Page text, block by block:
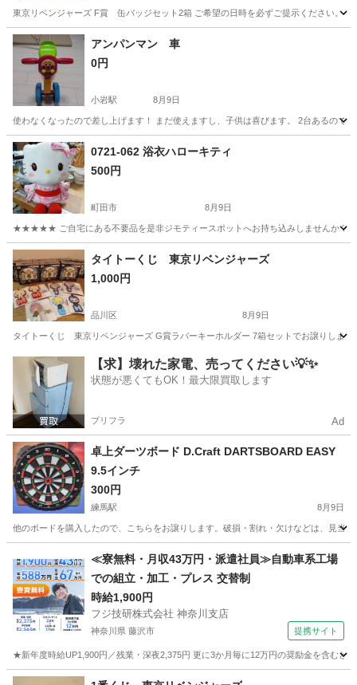
東京リベンジャーズ F賞 缶バッジセット2箱 ご希望の日時を必ずご提示ください。
東京 品川区 その他 リベンジャーズ
アンパンマン 車
0円
小岩駅 8月9日
使わなくなったので差し上げます！ まだ使えますし、子供は喜びます。 2台あるので
東京 江戸川区 三輪車
0721-062 浴衣ハローキティ
500円
町田市 8月9日
★★★★★ ご自宅にある不要品を是非ジモティースポットへお持ち込みしませんか？
東京 町田市 おもちゃ 浴衣
タイトーくじ 東京リベンジャーズ
1,000円
品川区 8月9日
タイトーくじ 東京リベンジャーズ G賞ラバーキーホルダー 7箱セットでお譲りしま
東京 品川区 その他 リベンジャーズ
【求】壊れた家電、売ってください💡✨
状態が悪くてもOK！最大限買取します
プリフラ Ad
卓上ダーツボード D.Craft DARTSBOARD EASY
9.5インチ
300円
練馬駅 8月9日
他のボードを購入したので、こちらをお譲りします。破損・割れ・欠けなどは、見当
練馬駅 ダーツ ペーパータオル
≪寮無料・月収43万円・派遣社員≫自動車系工場
での組立・加工・プレス 交替制
時給1,900円
フジ技研株式会社 神奈川支店
神奈川県 藤沢市 提携サイト
★新年度時給UP1,900円／残業・深夜2,375円 更に3か月毎に12万円の奨励金を含む
神奈川 藤沢市 その他